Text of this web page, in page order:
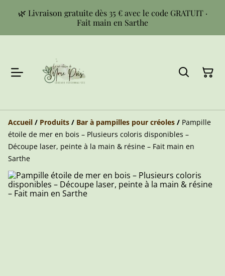
🌿 Livraison gratuite dès 35 € avec le code GRATUIT ·
Fait main en Sarthe
Accueil / Produits / Bar à pampilles pour créoles / Pampille
étoile de mer en bois – Plusieurs coloris disponibles –
Découpe laser, peinte à la main & résine – Fait main en
Sarthe